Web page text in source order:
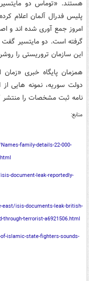
هستند. «توماس دو
امروز جمع آوری شده اند و
گرفته است. دو مایتسیر گفت
این سازمان تروریستی را
همزمان پایگاه خبری
دولت سوریه، نمونه هایی
نامه ثبت مشخصات را منتشر
منابع:
family-details-22-000-
document-leak-reportedly-
isis-documents-leak-british-
through-terrorist-a6921506.html
islamic-state-fighters-sounds-